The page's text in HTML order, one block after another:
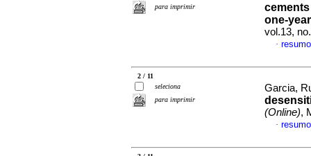
para imprimir
one-
vol.13,
·
2 / 11
seleciona
para imprimir
Garcia,
(Online),
·